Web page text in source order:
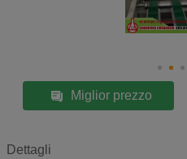
Miglior prezzo
Dettagli